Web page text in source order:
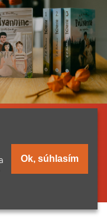
a články
Katechizmu
| Táto stránka
Ok, súhlasím